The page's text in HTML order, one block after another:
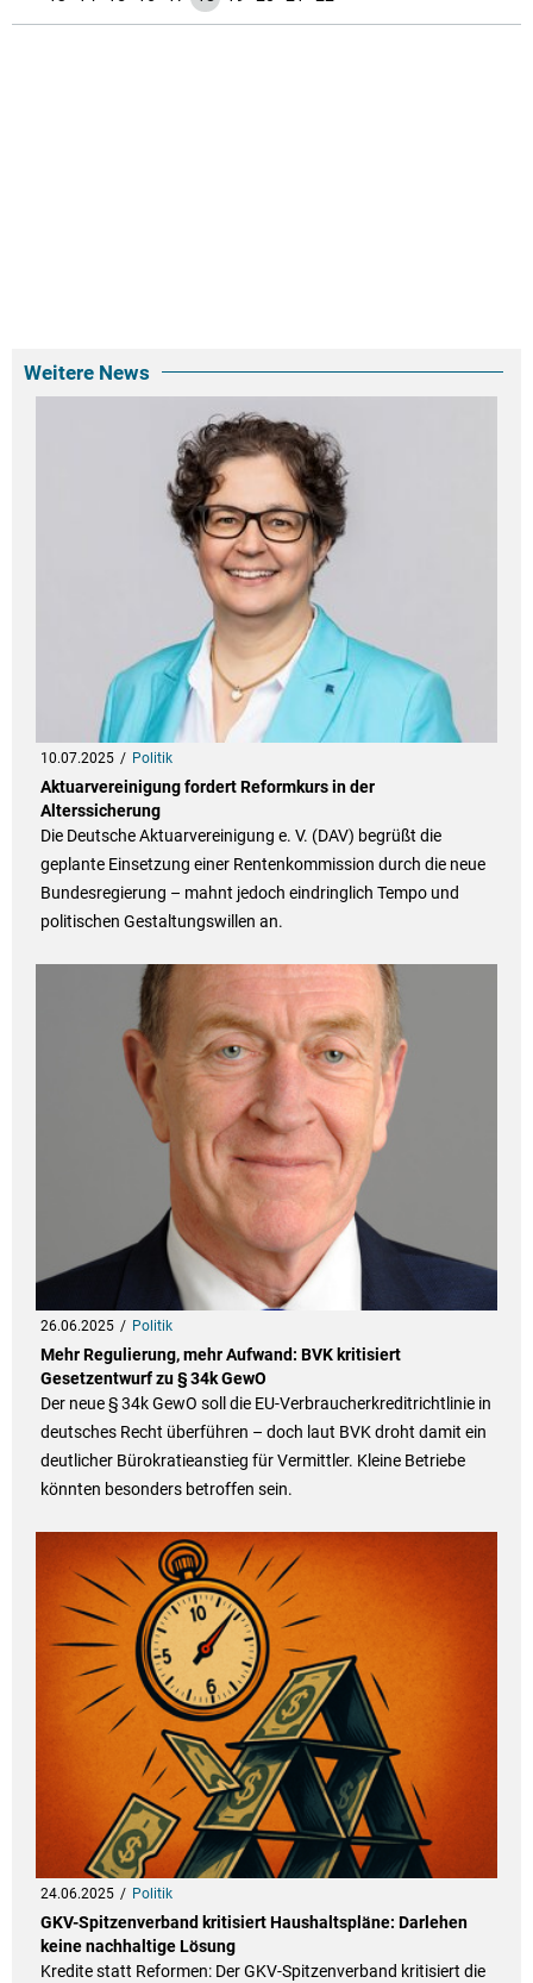
Weitere News
10.07.2025 Politik
Aktuarvereinigung fordert Reformkurs in der
Alterssicherung
Die Deutsche Aktuarvereinigung e. V. (DAV) begrüßt die
geplante Einsetzung einer Rentenkommission durch die neue
Bundesregierung – mahnt jedoch eindringlich Tempo und
politischen Gestaltungswillen an.
26.06.2025 Politik
Mehr Regulierung, mehr Aufwand: BVK kritisiert
Gesetzentwurf zu § 34k GewO
Der neue § 34k GewO soll die EU-Verbraucherkreditrichtlinie in
deutsches Recht überführen – doch laut BVK droht damit ein
deutlicher Bürokratieanstieg für Vermittler. Kleine Betriebe
könnten besonders betroffen sein.
24.06.2025 Politik
GKV-Spitzenverband kritisiert Haushaltspläne: Darlehen
keine nachhaltige Lösung
Kredite statt Reformen: Der GKV-Spitzenverband kritisiert die